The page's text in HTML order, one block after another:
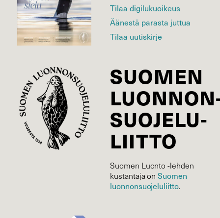
Tilaa digilukuoikeus
Äänestä parasta juttua
Tilaa uutiskirje
SUOMEN
SUOJELU­
LIITTO
Suomen Luonto -lehden
kustantaja onSuomen
luonnonsuojelu­liitto.